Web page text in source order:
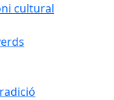
cultural